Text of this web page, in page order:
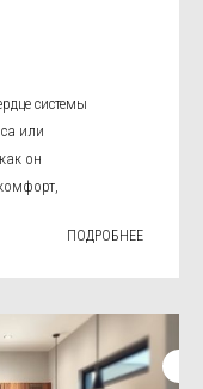
системы
или
он
ПОДРОБНЕЕ